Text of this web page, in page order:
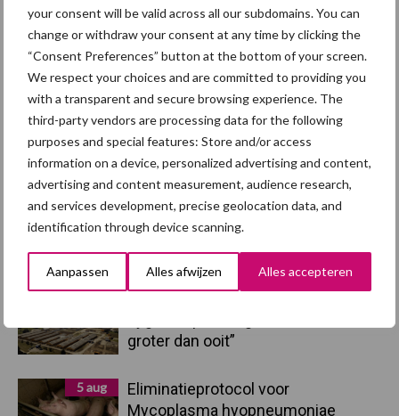
your consent will be valid across all our subdomains. You can
change or withdraw your consent at any time by clicking the
“Consent Preferences” button at the bottom of your screen.
We respect your choices and are committed to providing you
with a transparent and secure browsing experience. The
third-party vendors are processing data for the following
purposes and special features: Store and/or access
information on a device, personalized advertising and content,
advertising and content measurement, audience research,
and services development, precise geolocation data, and
identification through device scanning.
Aanpassen Alles afwijzen Alles accepteren
Primaire
Sidebar
Recent nieuws Partner nieuws
7 aug
Britse varkenssector vreest
afzetcrisis in het najaar
7 aug
Grondstoffenmarkt blijft grillig:
droogte en geopolitiek houden
handel in de greep
5 aug
groter dan ooit”
5 aug
Eliminatieprotocol voor
Mycoplasma hyopneumoniae